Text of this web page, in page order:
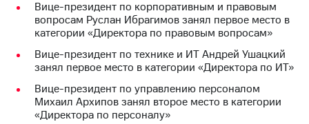
Вице-президент по корпоративным и правовым
вопросам Руслан Ибрагимов занял первое место в
категории «Директора по правовым вопросам»
Вице-президент по технике и ИТ Андрей Ушацкий
занял первое место в категории «Директора по ИТ»
Вице-президент по управлению персоналом
Михаил Архипов занял второе место в категории
«Директора по персоналу»